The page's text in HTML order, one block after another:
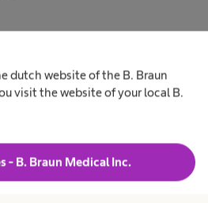
dutch website of the B. Braun
visit the website of your local B.
- B. Braun Medical Inc.
(dadels, vijgen en pruimen)
maaltijden. Wanneer je al
over de dag verspreidt,